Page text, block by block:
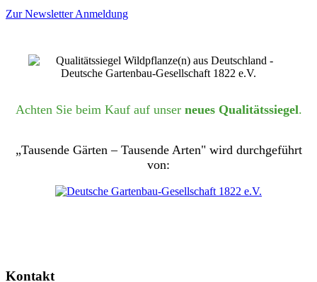
Zur Newsletter Anmeldung
Achten Sie beim Kauf auf unser neues Qualitätssiegel.
„Tausende Gärten – Tausende Arten" wird durchgeführt
von:
Kontakt